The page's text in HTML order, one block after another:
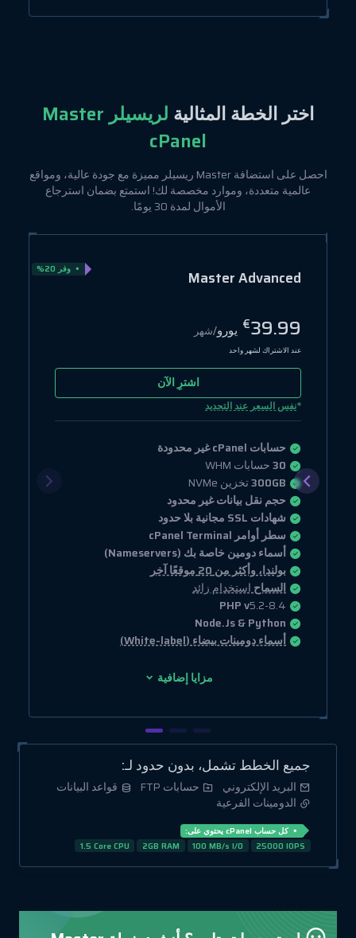
اختر الخطة المثالية
لريسيلر Master
cPanel
احصل على استضافة Master ريسيلر مميزة مع جودة عالية، ومواقع
عالمية متعددة، وموارد مخصصة لك! استمتع بضمان استرجاع
الأموال لمدة 30 يومًا.
Master Advanced وفر 20%
€39.99 يورو/شهر
عند الاشتراك لشهر واحد
اشترِ الآن
*نفس السعر عند التجديد
حسابات cPanel غير محدودة
30حسابات WHM
300GBتخزين NVMe
حجم نقل بيانات غير محدود
شهادات SSL مجانية بلا حدود
سطر أوامر cPanel Terminal
أسماء دومين خاصة بك (Nameservers)
بولندا، وأكثر من 20 موقعًا آخر
السماحاستخدام زائد
PHP v5.2-8.4
Node.Js & Python
أسماء دومينات بيضاء (White-label)
مزايا إضافية
جميع الخطط تشمل، بدون حدود لـ:
البريد الإلكتروني حسابات FTP
قواعد البيانات
الدومينات الفرعية
كل حساب cPanel يحتوي على:
1.5 Core CPU
2GB RAM 100 MB/s I/O 25000 IOPS